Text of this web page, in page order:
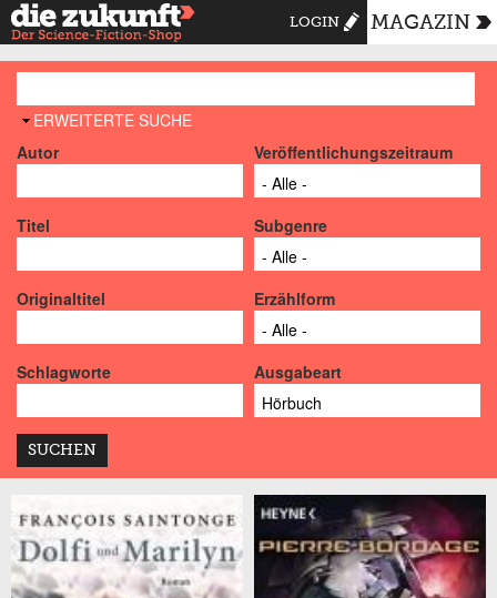
LOGIN MAGAZIN
AUSBLENDEN
ERWEITERTE SUCHE
Autor
Veröffentlichungszeitraum
Titel Subgenre
Originaltitel Erzählform
Schlagworte Ausgabeart